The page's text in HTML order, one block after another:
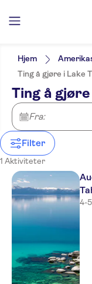
Filters
Min NOK
Alternativer
Gratis
Kategorier
English
Hjem
Ting å gjøre i Lake
Ting å
Fra:
Filter
1 Aktiviteter
4-